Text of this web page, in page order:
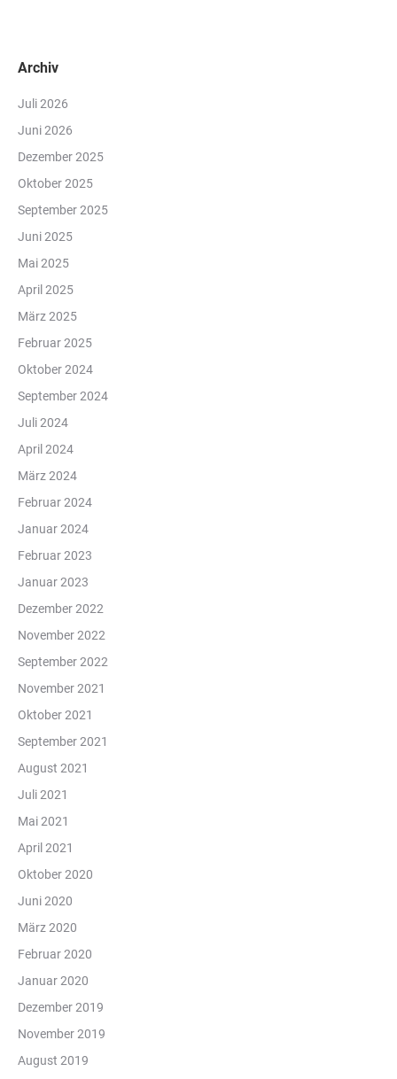
Archiv
Juli 2026
Juni 2026
Dezember 2025
Oktober 2025
September 2025
Juni 2025
Mai 2025
April 2025
März 2025
Februar 2025
Oktober 2024
September 2024
Juli 2024
April 2024
März 2024
Februar 2024
Januar 2024
Februar 2023
Januar 2023
Dezember 2022
November 2022
September 2022
November 2021
Oktober 2021
September 2021
August 2021
Juli 2021
Mai 2021
April 2021
Oktober 2020
Juni 2020
März 2020
Februar 2020
Januar 2020
Dezember 2019
November 2019
August 2019